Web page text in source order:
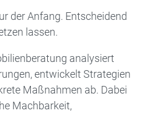
der Anfang. Entscheidend
lassen.
analysiert
entwickelt Strategien
Maßnahmen ab. Dabei
Machbarkeit,